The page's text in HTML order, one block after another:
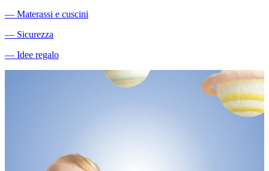
― Materassi e cuscini
― Sicurezza
― Idee regalo